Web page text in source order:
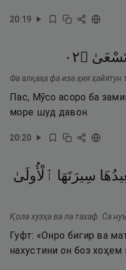
20:19
۝٢٠
Фа алқаҳа фа иза ҳия ҳайятун
Пас, Мӯсо асоро ба
море шуд давон.
20:20
سِيرَتَهَا ٱلْأُولَىٰ
Қола хузҳа ва ла тахаф. Са
Гуфт: «Онро бигир ва
нахустини он боз хоҳем